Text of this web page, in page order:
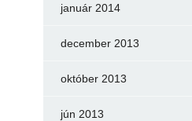
január 2014
december 2013
október 2013
jún 2013